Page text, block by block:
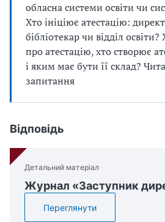
обласна системи освіти чи
Хто ініціює атестацію:
бібліотекар чи відділ
про атестацію, хто створює
і яким має бути її склад?
запитання
Відповідь
Детальний матеріал
Журнал «Заступник
Переглянути